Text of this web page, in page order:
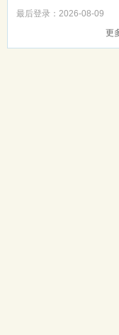
最后登录：2026-08-09
更